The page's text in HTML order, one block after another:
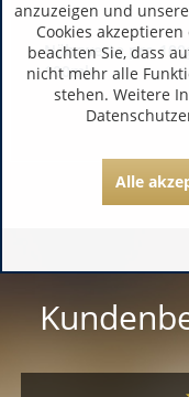
Nährwerte pro
100ml:
anzuzeigen und
Cookies
beachten Sie, dass
nicht mehr alle
stehen. Weitere
Alle